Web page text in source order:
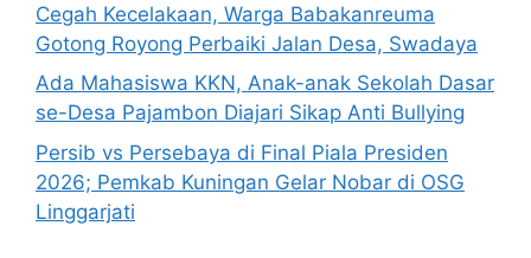
Cegah Kecelakaan, Warga Babakanreuma
Gotong Royong Perbaiki Jalan Desa, Swadaya
Ada Mahasiswa KKN, Anak-anak Sekolah Dasar
se-Desa Pajambon Diajari Sikap Anti Bullying
Persib vs Persebaya di Final Piala Presiden
2026; Pemkab Kuningan Gelar Nobar di OSG
Linggarjati